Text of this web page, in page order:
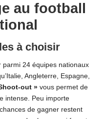
au football
à choisir
parmi 24 équipes nationaux
Angleterre, Espagne,
out » vous permet de
intense. Peu importe
de gagner restent